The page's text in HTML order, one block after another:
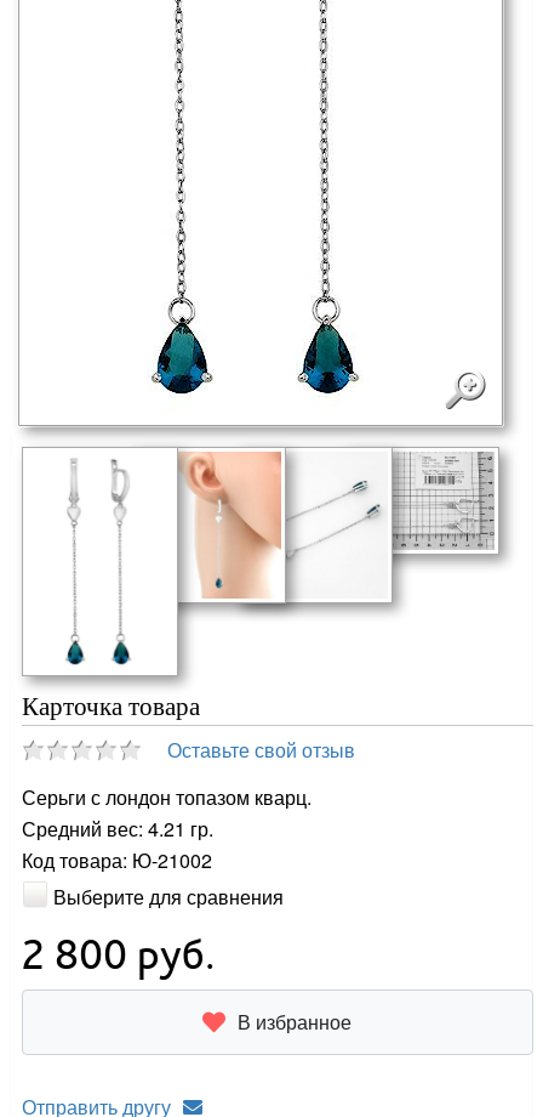
Карточка товара
Оставьте свой отзыв
Серьги с лондон топазом кварц.
Средний вес: 4.21 гр.
Код товара: Ю-21002
Выберите для сравнения
2 800 руб.
В избранное
Отправить другу